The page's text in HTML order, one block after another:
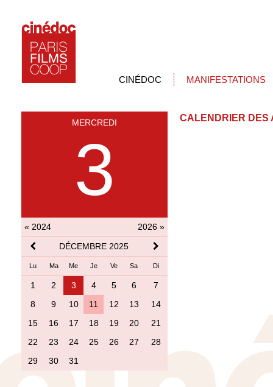
CINÉDOC MANIFESTATIONS
MERCREDI
3
« 2024
2026 »
DÉCEMBRE 2025
Lu Ma Me Je Ve Sa Di
1 2 3 4 5 6
7
8
9 10 11 12 13
14
15
16 17 18 19 20
21
22
23 24 25 26 27
28
29
30 31
CALENDRIER DES